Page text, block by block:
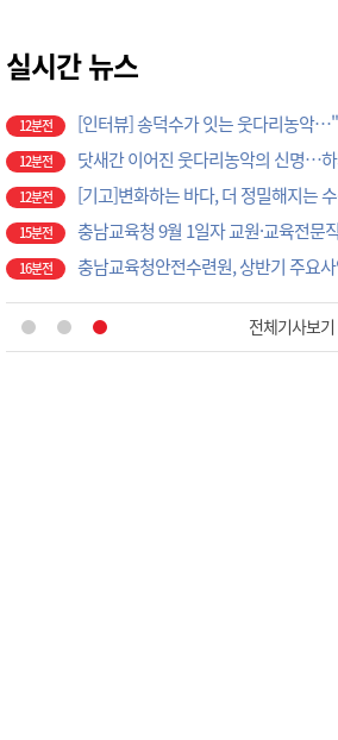
실시간 뉴스
12분전
대전의 맛과 매력, '꿈씨상회'에서 만난다
12분전
12분전
12분전
15분전
16분전
10분전
11분전
전체기사보기